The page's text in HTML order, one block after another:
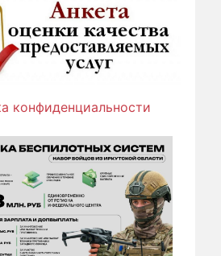
конфиденциальности